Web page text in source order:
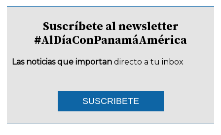
Suscríbete al newsletter
#AlDíaConPanamáAmérica
Las noticias que importan directo a tu inbox
SUSCRIBETE